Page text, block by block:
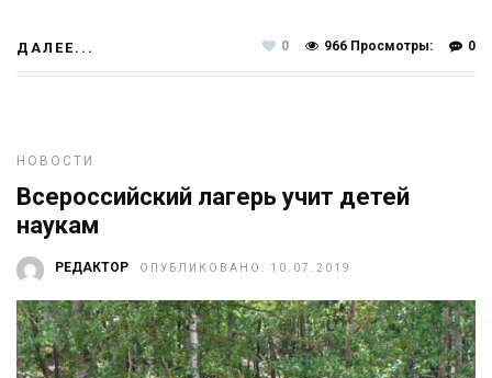
ДАЛЕЕ... 0
966 Просмотры:
0
НОВОСТИ
Всероссийский лагерь учит детей
наукам
РЕДАКТОР ОПУБЛИКОВАНО: 10.07.2019